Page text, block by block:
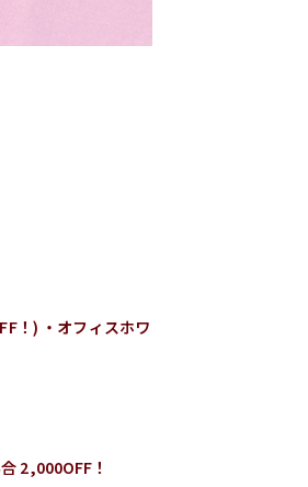
！) ・オフィスホワ
2,000OFF！